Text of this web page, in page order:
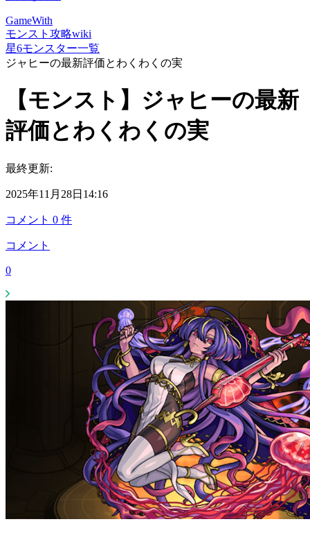
GameWith
モンスト攻略wiki
星6モンスター一覧
ジャヒーの最新評価とわくわくの実
【モンスト】ジャヒーの最新
評価とわくわくの実
最終更新:
2025年11月28日14:16
コメント 0 件
コメント
0